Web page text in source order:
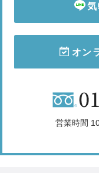
オン
営業時間